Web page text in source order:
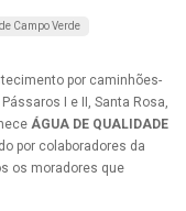
Campo Verde
por caminhões-
I e II, Santa Rosa,
ÁGUA DE QUALIDADE
por colaboradores da
os moradores que